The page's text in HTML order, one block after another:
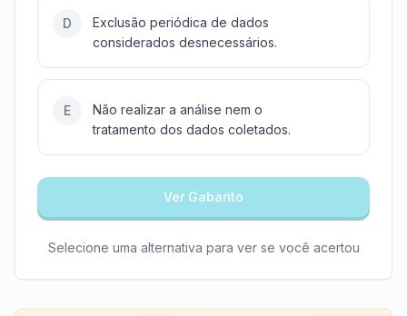
D
Exclusão periódica de dados
considerados desnecessários.
E
Não realizar a análise nem o
tratamento dos dados coletados.
Ver Gabarito
Selecione uma alternativa para ver se você acertou